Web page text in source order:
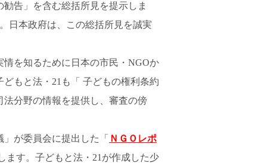
告」を含む総括所見を提示しま
日本政府は、この総括所見を誠実
を知るために日本の市民・NGOか
もと法・21も「 子どもの権利条約
法分野の情報を提供し、審査の傍
が委員会に提出した「 ＮＧＯレポ
ます。子どもと法・21が作成した少